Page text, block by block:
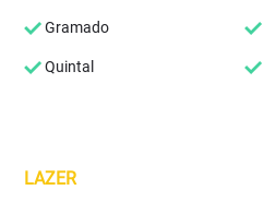
Gramado
Quintal
LAZER